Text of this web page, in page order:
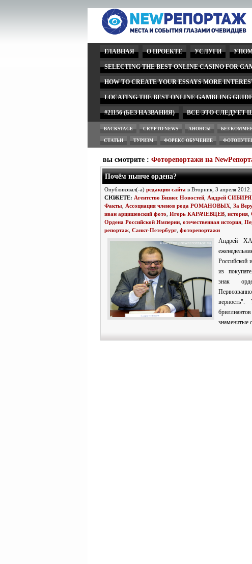
ГЛАВНАЯ О ПРОЕКТЕ УСЛУГИ
SELECTING THE BEST ONLINE CASINO FOR
HOW TO CREATE YOUR ESSAYS MORE
LOCATING THE BEST ONLINE GAMBLING
#21156 (БЕЗ НАЗВАНИЯ) ВСЕ ЭТО СЛЕДУЕТ
BACKSTAGE CRYPTO NEWS АНОНСЫ БЕЗ
СТАТЬИ ТУРИЗМ ФОРЕКС ОБУЧЕНИЕ
вы смотрите : Фоторепортажи на
Почём нынче ордена?
Опубликовал(-а) редакция сайта в Вторник, 3 апреля
СЮЖЕТЕ: Агентство Бизнес Новостей Андрей
Факты Ассоциация членов рода РОМАНОВЫХ За
иван арцишевский фото Игорь КАРАЧЕВЦЕВ история
Ордена Российской Империи отечественная история
репортаж Санкт-Петербург фоторепортажи
Андрей
из
знак
знаменитые